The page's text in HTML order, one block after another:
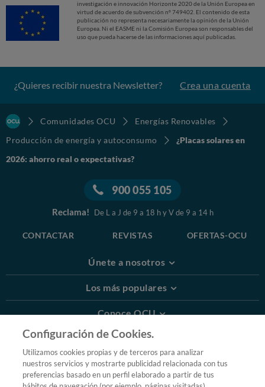
investigación e innovación Horizonte 2020 de la Unión Europea en
virtud de acuerdo de subvención nº 749402. El contenido de esta
publicación no representa necesariamente la opinión de la Unión
Europea. Ni el EASME ni la Comisión Europea son responsables del
uso que pueda hacerse de las informaciones aquí publicadas.
¿Quieres recibir nuestra Newsletter? Crea una cuenta
Comunidades OCU
Energías Renovables
Producción de energía y autoconsumo
¿Placas solares en
2026: ahorro real o expectativas?
900 055 105
Reclama! De L a J de 9 a 18 h y V de 9 a 14 h
CONTACTAR REVISTAS OFERTAS-OCU
Únete a nosotros
Los más populares
Conoce OCU
Más Información
© 2026 OCU
Condiciones generales de contratación de OCU
Configuración de Cookies.
Utilizamos cookies propias y de terceros para analizar
nuestros servicios y mostrarte publicidad relacionada con tus
preferencias basado en un perfil elaborado a partir de tus